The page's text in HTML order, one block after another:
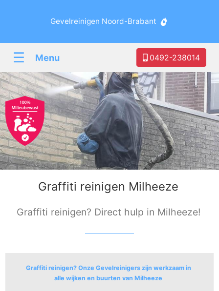
Gevelreinigen Noord-Brabant
☰ Menu 0492-238014
Graffiti reinigen Milheeze
Graffiti reinigen? Direct hulp in Milheeze!
Graffiti reinigen? Onze Gevelreinigers zijn werkzaam in
alle wijken en buurten van Milheeze